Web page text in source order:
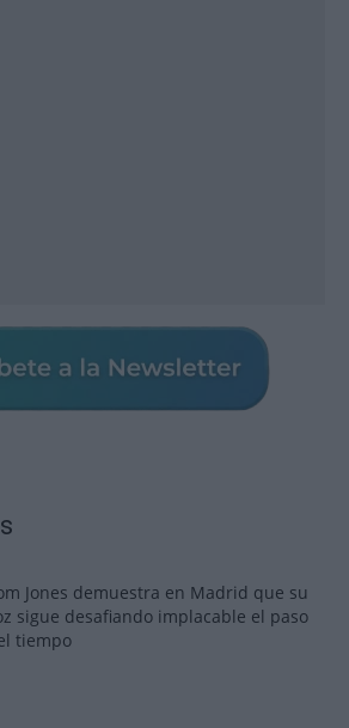
Jones demuestra en Madrid que su
sigue desafiando implacable el paso
tiempo